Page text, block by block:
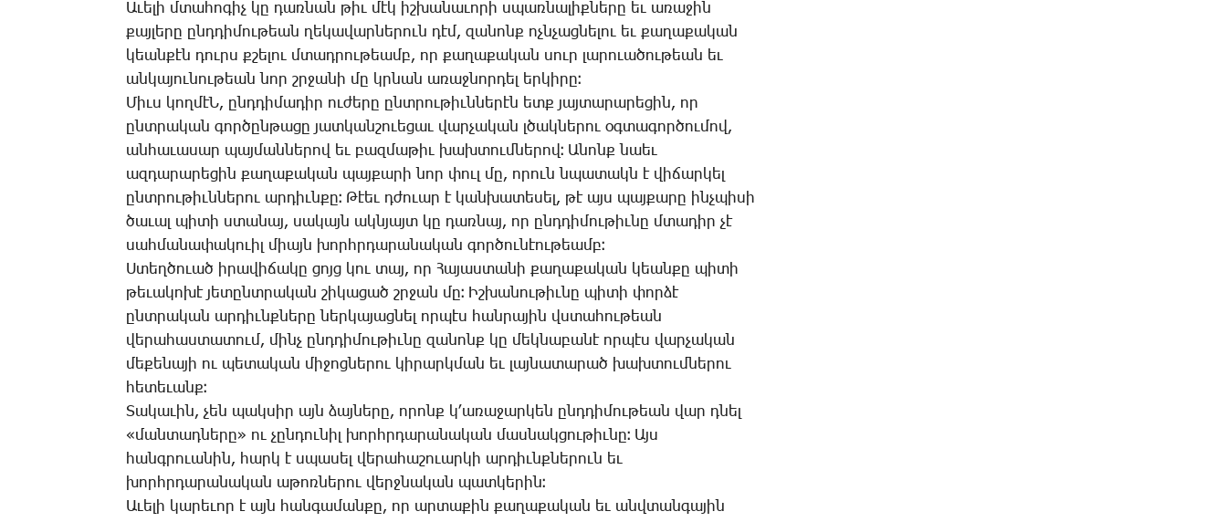
Ա­ւե­լի մտա­հո­գիչ կը դառ­նան թիւ մէկ իշ­խա­նա­ւո­րի սպառ­նա­լիք­նե­րը եւ ա­ռա­ջին
քայ­լե­րը ընդ­դի­մու­թեան ղե­կա­վար­նե­րուն դէմ, զա­նոնք ոչն­չաց­նե­լու եւ քա­ղա­քա­կան
կեան­քէն դուրս քշե­լու մտադ­րու­թեամբ, որ քա­ղա­քա­կան սուր լա­րո­ւա­ծու­թեան եւ
ան­կա­յու­նու­թեան նոր շրջա­նի մը կրնան ա­ռաջ­նոր­դել եր­կի­րը։
­Միւս կող­մէՆ, ընդ­դի­մա­դիր ու­ժե­րը ընտ­րու­թիւն­նե­րէն ետք յայ­տա­րա­րե­ցին, որ
ընտ­րա­կան գոր­ծըն­թա­ցը յատ­կան­շո­ւե­ցաւ վար­չա­կան լծակ­նե­րու օգ­տա­գոր­ծու­մով,
ան­հա­ւա­սար պայ­ման­նե­րով եւ բազ­մա­թիւ խախ­տում­նե­րով։ Ա­նոնք նաեւ
ազ­դա­րա­րե­ցին քա­ղա­քա­կան պայ­քա­րի նոր փուլ մը, ո­րուն նպա­տակն է վի­ճար­կել
ընտ­րու­թիւն­նե­րու ար­դիւն­քը։ ­Թէեւ դժո­ւար է կան­խա­տե­սել, թէ այս պայ­քա­րը ինչ­պի­սի
ծա­ւալ պի­տի ստա­նայ, սա­կայն ակն­յայտ կը դառ­նայ, որ ընդ­դի­մու­թիւ­նը մտա­դիր չէ
սահ­մա­նա­փա­կո­ւիլ միայն խորհր­դա­րա­նա­կան գոր­ծու­նէու­թեամբ։
Ս­տեղ­ծո­ւած ի­րա­վի­ճա­կը ցոյց կու տայ, որ ­Հա­յաս­տա­նի քա­ղա­քա­կան կեան­քը պի­տի
թե­ւա­կո­խէ յե­տընտ­րա­կան շի­կա­ցած շրջան մը։ Իշ­խա­նու­թիւ­նը պի­տի փոր­ձէ
ընտ­րա­կան ար­դիւնք­նե­րը ներ­կա­յաց­նել որ­պէս հան­րա­յին վստա­հու­թեան
վե­րա­հաս­տա­տում, մինչ ընդ­դի­մու­թիւ­նը զա­նոնք կը մեկ­նա­բա­նէ որ­պէս վար­չա­կան
մե­քե­նա­յի ու պե­տա­կան մի­ջոց­նե­րու կի­րարկ­ման եւ լայ­նա­տա­րած խախ­տում­նե­րու
հե­տե­ւանք։
­Տա­կա­ւին, չեն պակ­սիր այն ձայ­նե­րը, ո­րոնք կ­՚ա­ռա­ջար­կեն ընդ­դի­մու­թեան վար դնել
«ման­տադ­նե­րը» ու չըն­դու­նիլ խորհր­դա­րա­նա­կան մաս­նակ­ցու­թիւ­նը։ Այս
հանգ­րո­ւա­նին, հարկ է սպա­սել վե­րա­հա­շո­ւար­կի ար­դիւնք­նե­րուն եւ
խորհր­դա­րա­նա­կան ա­թոռ­նե­րու վերջ­նա­կան պատ­կե­րին։
Ա­ւե­լի կա­րե­ւոր է այն հան­գա­ման­քը, որ ար­տա­քին քա­ղա­քա­կան եւ անվ­տան­գա­յին